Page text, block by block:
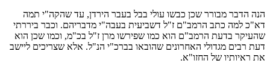
הנה הדבר מבורר שכן כבשו עולי בבל בעבר הירדן, עד שהקה"י תמה
דא"כ למה כתב הרמב"ם ז"ל דשביעית בעבה"י מדבריהם. וכבר ביררתי
שהעיקר בדעת הרמב"ם הוא כמו שפירשו מרן ז"ל בכ"מ, וכמו שכן הוא
דעת רבים מגדולי האחרונים שהובאו בברכ"י הנ"ל. אלא שצריכים ליישב
את ראיותיו של החזו"א.